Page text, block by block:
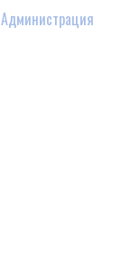
Администрация